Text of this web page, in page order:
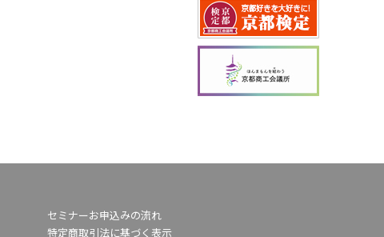
セミナーお申込みの流れ
特定商取引法に基づく表示